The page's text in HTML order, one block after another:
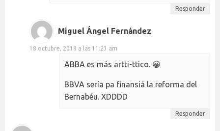
Responder
Miguel Ángel Fernández
18 octubre, 2018 a las 11:23 am
ABBA es más artti-ttico. 😀
BBVA sería pa finansiá la reforma del
Bernabéu. XDDDD
Responder